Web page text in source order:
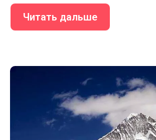
Читать дальше